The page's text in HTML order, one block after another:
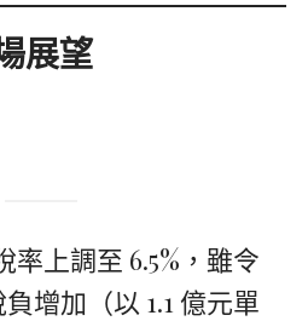
展望
率上調至 6.5%，雖令
增加（以 1.1 億元單